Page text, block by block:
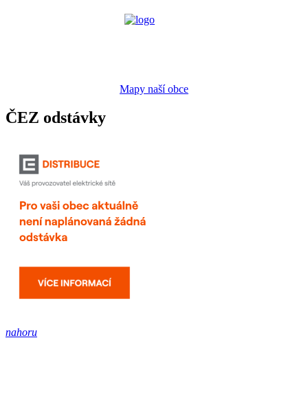
Mapy naší obce
ČEZ odstávky
nahoru